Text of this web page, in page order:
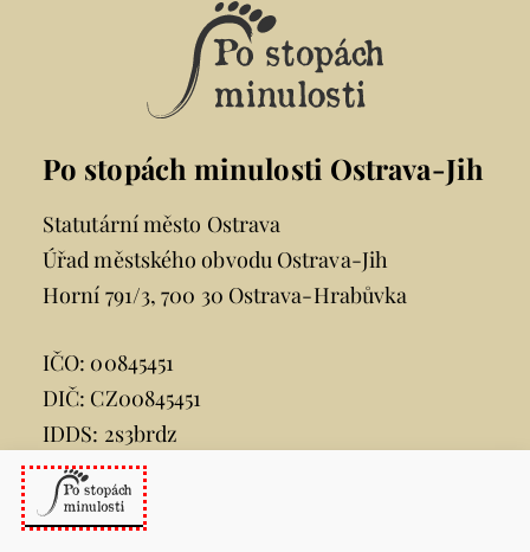
Po stopách minulosti Ostrava-Jih
Statutární město Ostrava
Úřad městského obvodu Ostrava-Jih
Horní 791/3, 700 30 Ostrava-Hrabůvka
IČO: 00845451
DIČ: CZ00845451
IDDS: 2s3brdz
e-mail:posta@ovajih.cz
telefon:599 444 444